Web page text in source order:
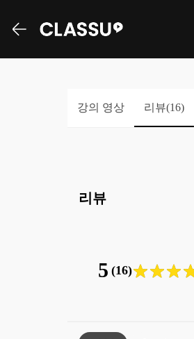
강의 영상 리뷰(16)
리뷰
5 (16)